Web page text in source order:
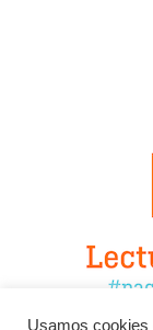
Usamos cookies